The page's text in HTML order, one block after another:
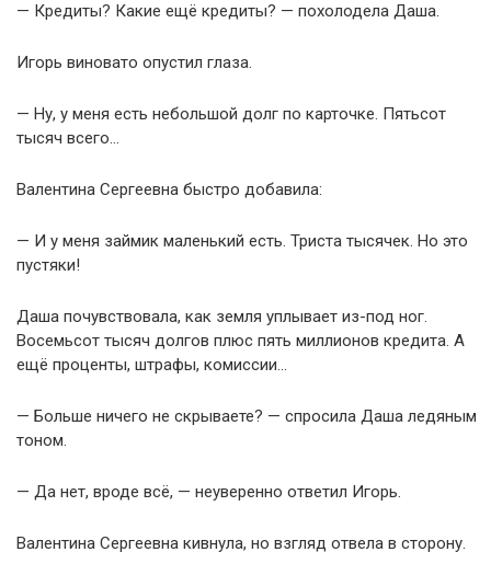
— Кредиты? Какие ещё кредиты? — похолодела Даша.
Игорь виновато опустил глаза.
— Ну, у меня есть небольшой долг по карточке. Пятьсот
тысяч всего…
Валентина Сергеевна быстро добавила:
— И у меня займик маленький есть. Триста тысячек. Но это
пустяки!
Даша почувствовала, как земля уплывает из-под ног.
Восемьсот тысяч долгов плюс пять миллионов кредита. А
ещё проценты, штрафы, комиссии…
— Больше ничего не скрываете? — спросила Даша ледяным
тоном.
— Да нет, вроде всё, — неуверенно ответил Игорь.
Валентина Сергеевна кивнула, но взгляд отвела в сторону.